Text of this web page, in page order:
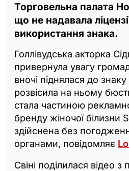
Торговельна палата
що не надавала
використання знака.
Голлівудська акторка
привернула увагу
вночі піднялася до
розвісила на ньому
стала частиною
бренду жіночої білизни
здійснена без
органами, повідомляє
Свіні поділилася відео з